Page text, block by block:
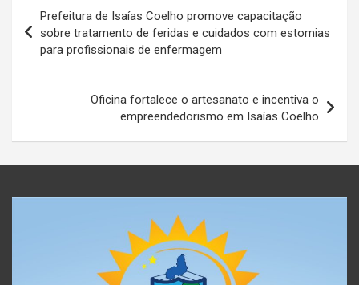
de
Post
Prefeitura de Isaías Coelho promove capacitação
sobre tratamento de feridas e cuidados com estomias
para profissionais de enfermagem
Oficina fortalece o artesanato e incentiva o
empreendedorismo em Isaías Coelho